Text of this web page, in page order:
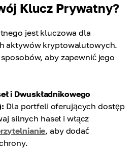
Klucz Prywatny?
jest kluczowa dla
aktywów kryptowalutowych.
aby zapewnić jego
i Dwuskładnikowego
Dla portfeli oferujących dostęp
silnych haseł i włącz
, aby dodać